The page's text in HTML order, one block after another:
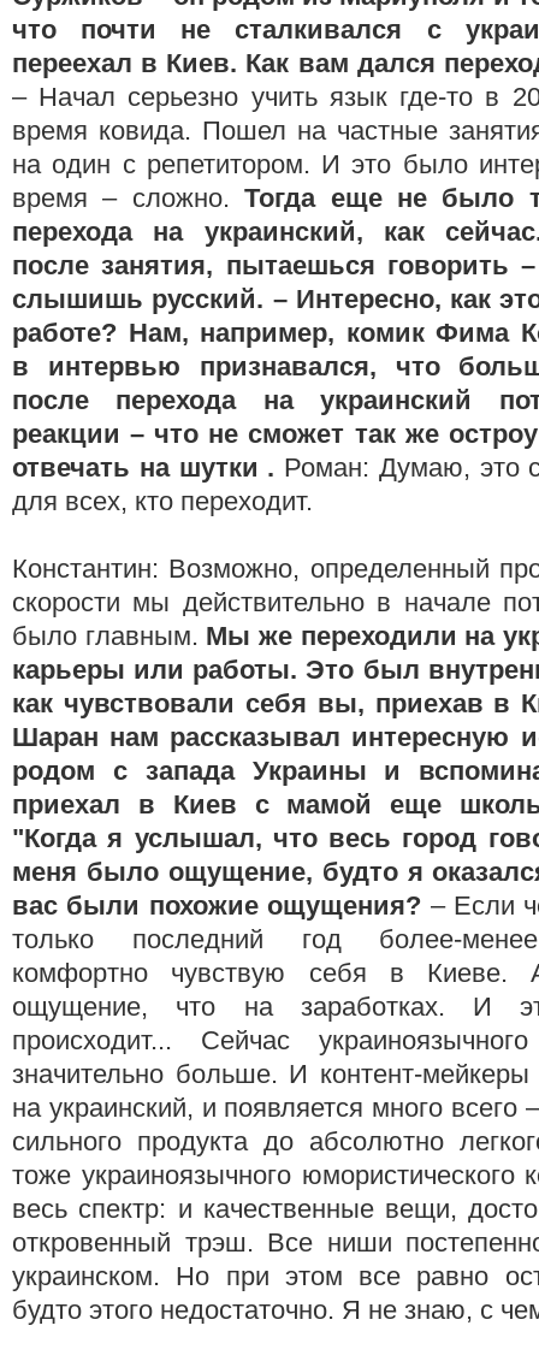
что почти не сталкивался с
переехал в Киев. Как вам дался
– Начал серьезно учить язык где-то в
время ковида. Пошел на частные
на один с репетитором. И это было
время – сложно.Тогда еще не было
перехода на украинский, как
после занятия, пытаешься говорить
слышишь русский. – Интересно, как
работе? Нам, например, комик Фима
в интервью признавался, что
после перехода на украинский
реакции – что не сможет так же
отвечать на шутки . Роман: Думаю, это
для всех, кто переходит.
Константин: Возможно, определенный
скорости мы действительно в начале
было главным. Мы же переходили на
карьеры или работы. Это был
как чувствовали себя вы, приехав в
Шаран нам рассказывал интересную
родом с запада Украины и
приехал в Киев с мамой еще
"Когда я услышал, что весь город
меня было ощущение, будто я
вас были похожие ощущения? – Если
только последний год более-
комфортно чувствую себя в
ощущение, что на заработках. И
происходит... Сейчас
значительно больше. И контент-
на украинский, и появляется много всего
сильного продукта до абсолютно
тоже украиноязычного юмористического
весь спектр: и качественные вещи,
откровенный трэш. Все ниши
украинском. Но при этом все равно
будто этого недостаточно. Я не знаю, с